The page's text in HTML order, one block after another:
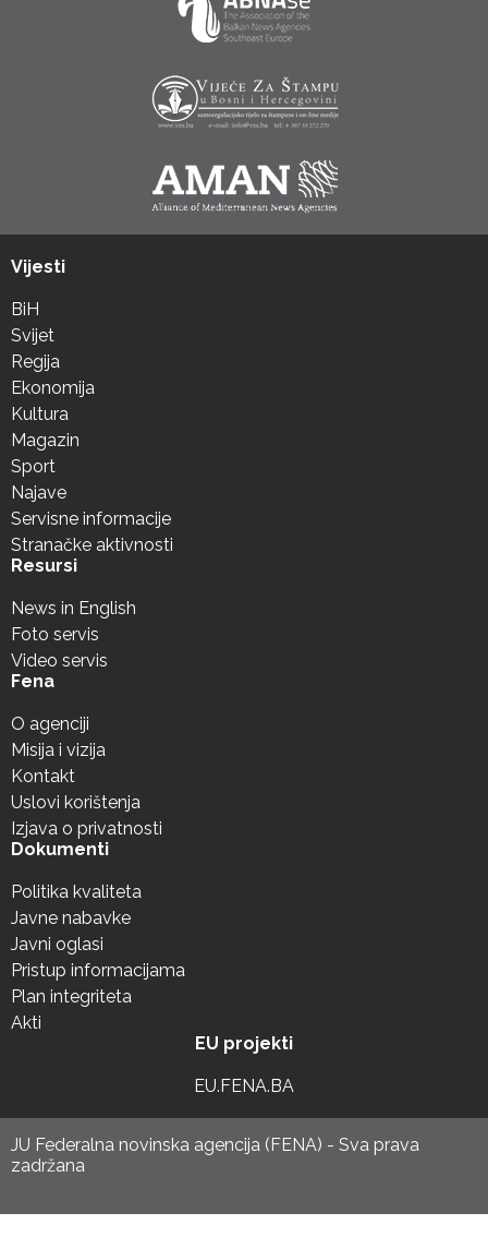
Vijesti
BiH
Svijet
Regija
Ekonomija
Kultura
Magazin
Sport
Najave
Servisne informacije
Stranačke aktivnosti
Resursi
News in English
Foto servis
Video servis
Fena
O agenciji
Misija i vizija
Kontakt
Uslovi korištenja
Izjava o privatnosti
Dokumenti
Politika kvaliteta
Javne nabavke
Javni oglasi
Pristup informacijama
Plan integriteta
Akti
EU projekti
EU.FENA.BA
JU Federalna novinska agencija (FENA) - Sva prava
zadržana